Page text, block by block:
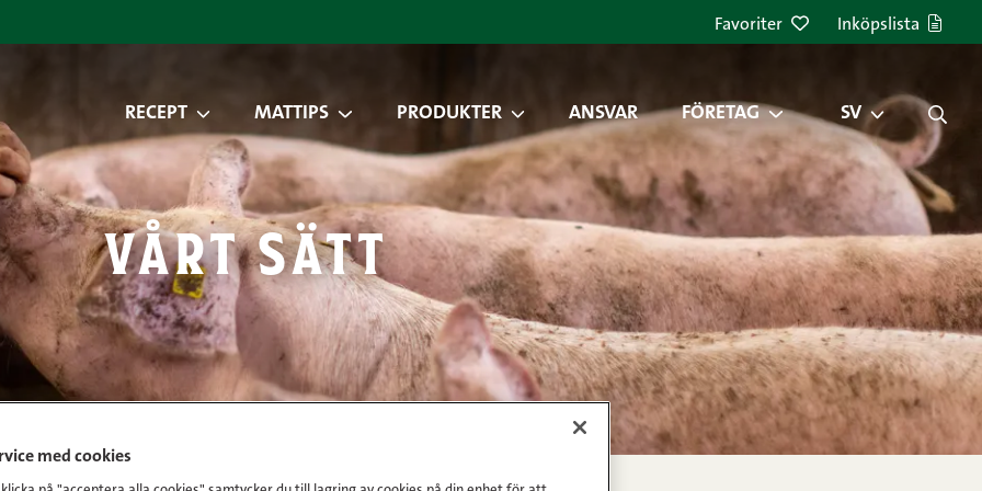
Favoriter Inköpslista
RECEPT MATTIPS PRODUKTER ANSVAR FÖRETAG SV
vårt sätt
med cookies